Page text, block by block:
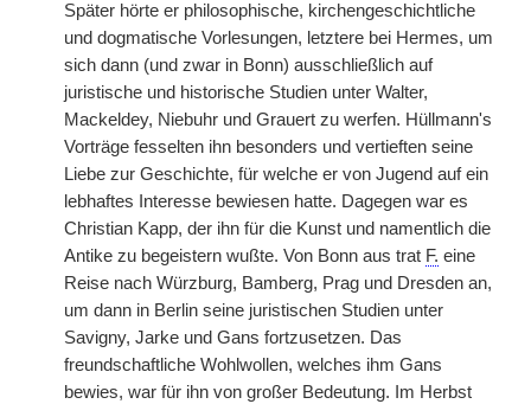
Später hörte er philosophische, kirchengeschichtliche
und dogmatische Vorlesungen, letztere bei Hermes, um
sich dann (und zwar in Bonn) ausschließlich auf
juristische und historische Studien unter Walter,
Mackeldey, Niebuhr und Grauert zu werfen. Hüllmann's
Vorträge fesselten ihn besonders und vertieften seine
Liebe zur Geschichte, für welche er von Jugend auf ein
lebhaftes Interesse bewiesen hatte. Dagegen war es
Christian Kapp, der ihn für die Kunst und namentlich die
Antike zu begeistern wußte. Von Bonn aus trat F. eine
Reise nach Würzburg, Bamberg, Prag und Dresden an,
um dann in Berlin seine juristischen Studien unter
Savigny, Jarke und Gans fortzusetzen. Das
freundschaftliche Wohlwollen, welches ihm Gans
bewies, war für ihn von großer Bedeutung. Im Herbst